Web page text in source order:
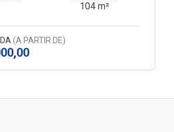
104 m²
(A PARTIR DE)